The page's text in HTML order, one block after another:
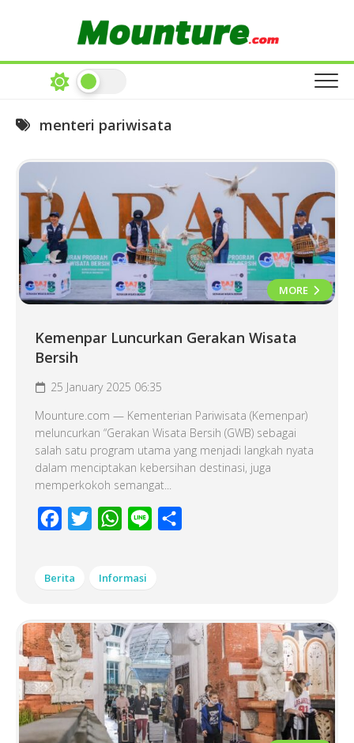
menteri pariwisata
MORE
Kemenpar Luncurkan Gerakan Wisata
Bersih
25 January 2025 06:35
Mounture.com — Kementerian Pariwisata (Kemenpar)
meluncurkan “Gerakan Wisata Bersih (GWB) sebagai
salah satu program utama yang menjadi langkah nyata
dalam menciptakan kebersihan destinasi, juga
memperkokoh semangat...
Facebook
Twitter WhatsApp
Line
Berita Informasi